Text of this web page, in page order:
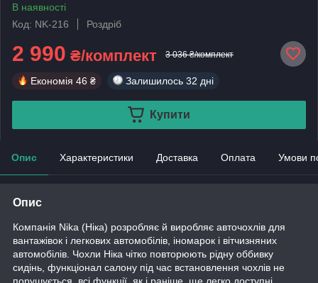
В наявності
Код: NK-216
Роздріб
2 990 ₴/комплект 3 036 ₴/комплект
Економія 46 ₴ Залишилось 32 дні
Купити
Опис Характеристики Доставка Оплата Умови
Опис
Компанія Nika (Ніка) розробляє й виробляє авточохлів для
вантажівок і легкових автомобілів, іномарок і вітчизняних
автомобілів. Чохли Ніка чітко повторюють рідну оббивку
сидінь, функціонал салону під час встановлення чохлів не
порушується, всі функції, як і раніше, ще легко доступні,